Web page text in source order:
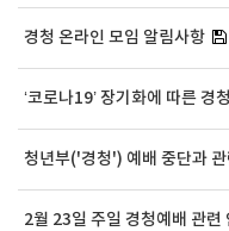
경청 온라인 모임 알림사항
‘코로나19’ 장기화에 따른
청년부('경청') 예배 중단과
2월 23일 주일 경청예배 관련